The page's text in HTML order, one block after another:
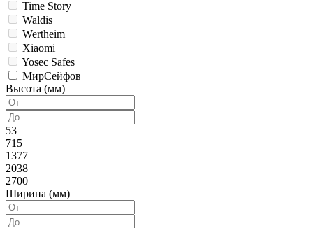
Time Story
Waldis
Wertheim
Xiaomi
Yosec Safes
МирСейфов
Высота (мм)
53
715
1377
2038
2700
Ширина (мм)